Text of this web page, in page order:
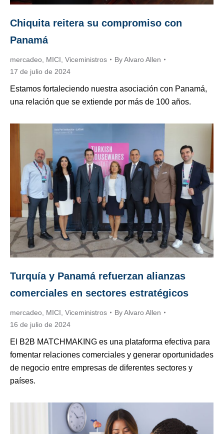
Chiquita reitera su compromiso con
Panamá
mercadeo, MICI, Viceministros ByAlvaro Allen
17 de julio de 2024
Estamos fortaleciendo nuestra asociación con Panamá,
una relación que se extiende por más de 100 años.
Turquía y Panamá refuerzan alianzas
comerciales en sectores estratégicos
mercadeo MICI Viceministros ByAlvaro Allen
16 de julio de 2024
El B2B MATCHMAKING es una plataforma efectiva para
fomentar relaciones comerciales y generar oportunidades
de negocio entre empresas de diferentes sectores y
países.